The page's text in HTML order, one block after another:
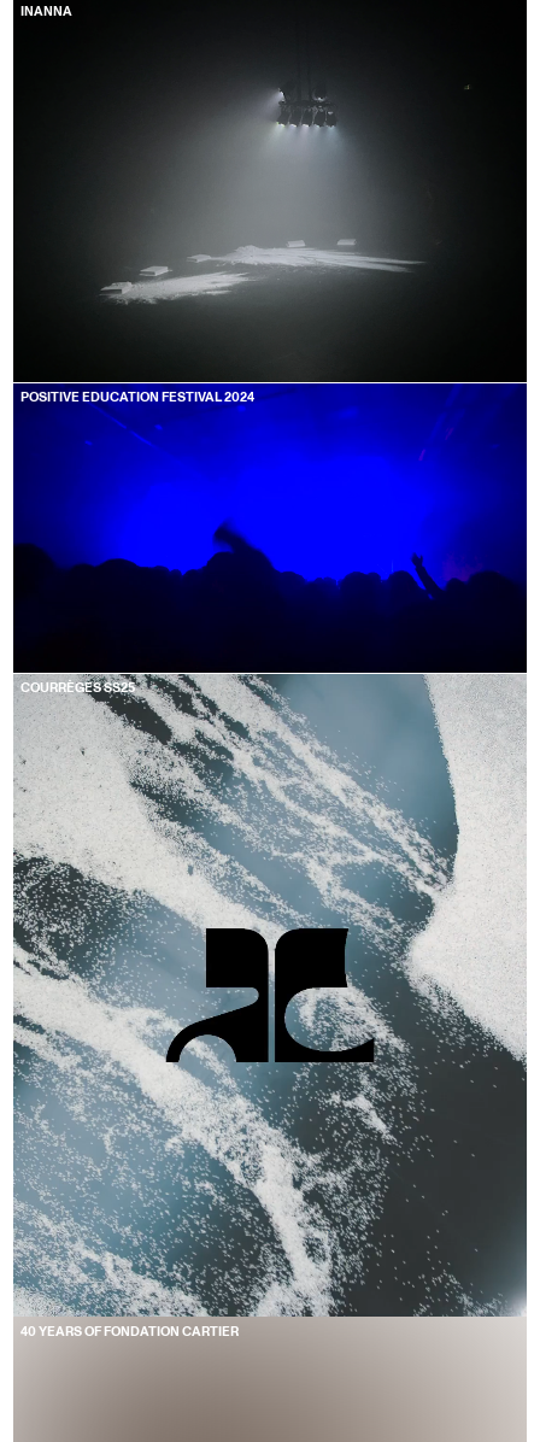
INANNA
POSITIVE EDUCATION FESTIVAL 2024
COURRÈGES SS25
40 YEARS OF FONDATION CARTIER